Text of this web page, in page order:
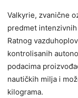
Valkyrie, zvanične
predmet
Ratnog
kontrolisanih
podacima
nautičkih milja i
kilograma.